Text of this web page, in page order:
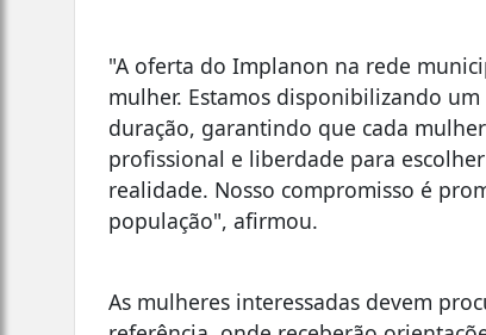
"A oferta do Implanon na rede
mulher. Estamos disponibilizando
duração, garantindo que cada
profissional e liberdade para
realidade. Nosso compromisso é
população", afirmou.
As mulheres interessadas devem